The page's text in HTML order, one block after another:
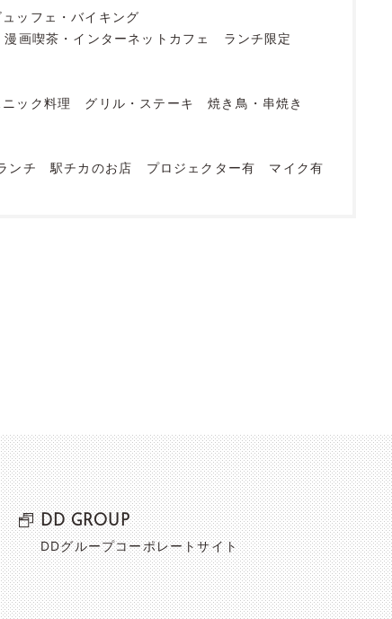
ュッフェ・バイキング
漫画喫茶・インターネットカフェ
ランチ限定
ック料理 グリル・ステーキ
焼き鳥・串焼き
ンチ 駅チカのお店 プロジェクター有
マイク有
DD GROUP
DDグループコーポレートサイト